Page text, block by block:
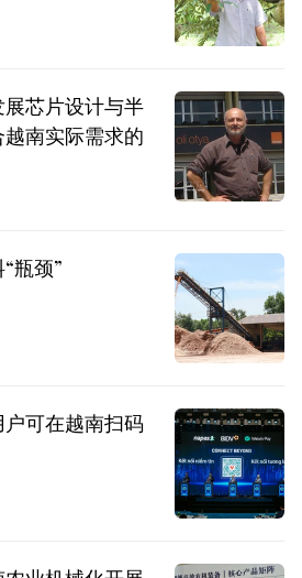
芯片设计与半
南实际需求的
瓶颈”
可在越南扫码